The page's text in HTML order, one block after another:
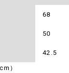
68
50
42.5
）